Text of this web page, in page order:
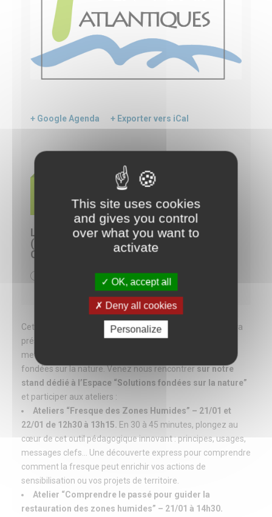
+ Google Agenda + Exporter vers iCal
LE FORUM DES MARAIS ATLANTIQUES
(FMA) VOUS DONNE RENDEZ-VOUS AU
CGLE LES 21 ET 22 JANVIER À RENNES !
8h00 - 17h00
Cette année encore, le Forum des Marais Atlantiques sera
présent au Carrefour des Gestions Locales de l’Eau pour
mettre en lumière les zones humides et les solutions
fondées sur la nature. Venez nous rencontrersur notre
stand dédié à l’Espace “Solutions fondées sur la nature”
et participer aux ateliers :
Ateliers “Fresque des Zones Humides” – 21/01 et
22/01 de 12h30 à 13h15. En 30 à 45 minutes, plongez au
cœur de cet outil pédagogique innovant : principes, usages,
messages clefs… Une découverte express pour comprendre
comment la fresque peut enrichir vos actions de
sensibilisation ou vos projets de territoire.
Atelier “Comprendre le passé pour guider la
restauration des zones humides” – 21/01 à 14h30.
This site uses cookies
and gives you control
over what you want to
activate
OK, accept all
Deny all cookies
Personalize